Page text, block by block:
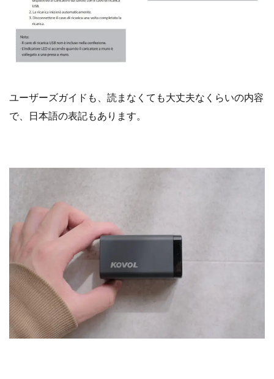
ユーザーズガイドも、読まなくても大丈夫なくらいの内容
で、日本語の表記もあります。